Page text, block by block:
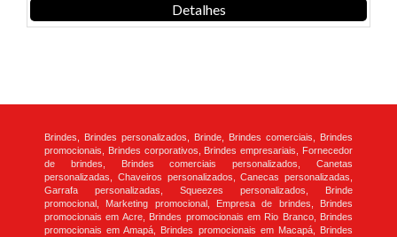
Detalhes
Brindes, Brindes personalizados, Brinde, Brindes comerciais, Brindes
promocionais, Brindes corporativos, Brindes empresariais, Fornecedor
de brindes, Brindes comerciais personalizados, Canetas
personalizadas, Chaveiros personalizados, Canecas personalizadas,
Garrafa personalizadas, Squeezes personalizados, Brinde
promocional, Marketing promocional, Empresa de brindes, Brindes
promocionais em Acre, Brindes promocionais em Rio Branco, Brindes
promocionais em Amapá, Brindes promocionais em Macapá, Brindes